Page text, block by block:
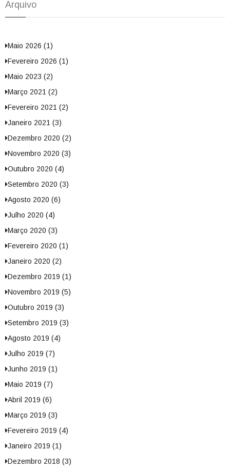
Arquivo
Maio 2026 (1)
Fevereiro 2026 (1)
Maio 2023 (2)
Março 2021 (2)
Fevereiro 2021 (2)
Janeiro 2021 (3)
Dezembro 2020 (2)
Novembro 2020 (3)
Outubro 2020 (4)
Setembro 2020 (3)
Agosto 2020 (6)
Julho 2020 (4)
Março 2020 (3)
Fevereiro 2020 (1)
Janeiro 2020 (2)
Dezembro 2019 (1)
Novembro 2019 (5)
Outubro 2019 (3)
Setembro 2019 (3)
Agosto 2019 (4)
Julho 2019 (7)
Junho 2019 (1)
Maio 2019 (7)
Abril 2019 (6)
Março 2019 (3)
Fevereiro 2019 (4)
Janeiro 2019 (1)
Dezembro 2018 (3)